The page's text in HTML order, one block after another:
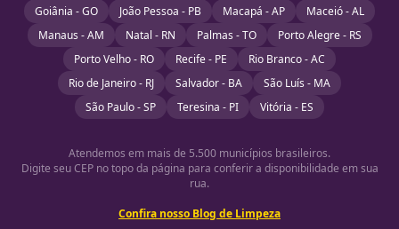
Goiânia - GO
João Pessoa - PB Macapá - AP
Maceió - AL
Manaus - AM
Natal - RN Palmas - TO
Porto Alegre - RS
Porto Velho - RO
Recife - PE
Rio Branco - AC
Rio de Janeiro - RJ
Salvador - BA
São Luís - MA
São Paulo - SP
Teresina - PI Vitória - ES
Atendemos em mais de 5.500 municípios brasileiros.
Digite seu CEP no topo da página para conferir a disponibilidade em sua
rua.
Confira nosso Blog de Limpeza